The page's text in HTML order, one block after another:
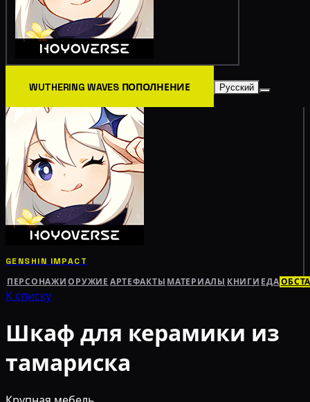
WUTHERING WAVES ПОПОЛНЕНИЕ Русский
GENSHIN IMPACT
ПЕРСОНАЖИ ОРУЖИЕ АРТЕФАКТЫ МАТЕРИАЛЫ КНИГИ ЕДА
К списку
Шкаф для керамики из
тамариска